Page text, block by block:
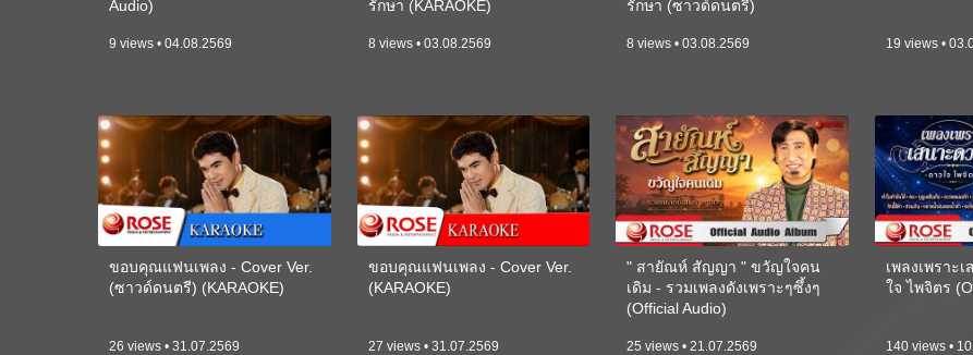
Audio)
9 views • 04.08.2569
รักษา (KARAOKE)
8 views • 03.08.2569
รักษา (ซาวด์ดนตรี)
8 views • 03.08.2569 19 views •
ขอบคุณแฟนเพลง - Cover Ver.
(ซาวด์ดนตรี) (KARAOKE)
26 views • 31.07.2569
ขอบคุณแฟนเพลง - Cover Ver.
(KARAOKE)
27 views • 31.07.2569
" สายัณห์ สัญญา " ขวัญใจคน
เดิม - รวมเพลงดังเพราะๆซึ้งๆ
(Official Audio)
25 views • 21.07.2569
เพลงเพราะ
ใจ ไพจิตร
140 views •